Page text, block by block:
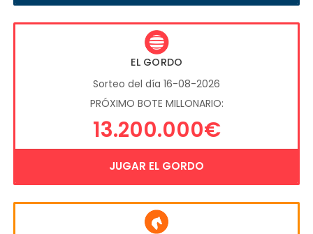
EL GORDO
Sorteo del día 16-08-2026
PRÓXIMO BOTE MILLONARIO:
13.200.000€
JUGAR EL GORDO